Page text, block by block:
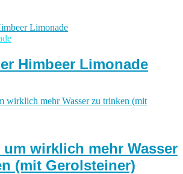
Himbeer Limonade
um wirklich mehr Wasser
(mit Gerolsteiner)